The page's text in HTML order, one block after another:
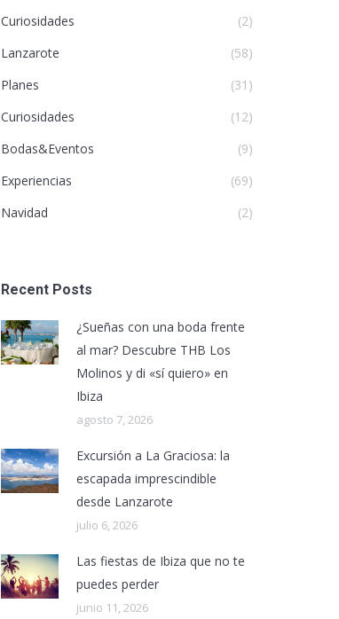
Curiosidades
(2)
Lanzarote
(58)
Planes
(31)
Curiosidades
(12)
Bodas&Eventos
(9)
Experiencias
(69)
Navidad
(2)
Recent Posts
¿Sueñas con una boda frente
al mar? Descubre THB Los
Molinos y di «sí quiero» en
Ibiza
agosto 7, 2026
Excursión a La Graciosa: la
escapada imprescindible
desde Lanzarote
julio 6, 2026
Las fiestas de Ibiza que no te
puedes perder
junio 11, 2026